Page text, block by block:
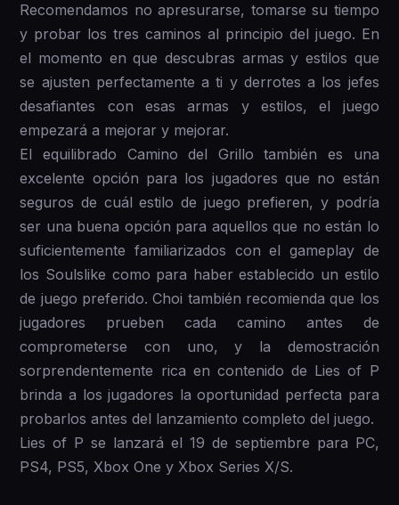
Recomendamos no apresurarse, tomarse su tiempo
y probar los tres caminos al principio del juego. En
el momento en que descubras armas y estilos que
se ajusten perfectamente a ti y derrotes a los jefes
desafiantes con esas armas y estilos, el juego
empezará a mejorar y mejorar.
El equilibrado Camino del Grillo también es una
excelente opción para los jugadores que no están
seguros de cuál estilo de juego prefieren, y podría
ser una buena opción para aquellos que no están lo
suficientemente familiarizados con el gameplay de
los Soulslike como para haber establecido un estilo
de juego preferido. Choi también recomienda que los
jugadores prueben cada camino antes de
comprometerse con uno, y la demostración
sorprendentemente rica en contenido de Lies of P
brinda a los jugadores la oportunidad perfecta para
probarlos antes del lanzamiento completo del juego.
Lies of P se lanzará el 19 de septiembre para PC,
PS4, PS5, Xbox One y Xbox Series X/S.